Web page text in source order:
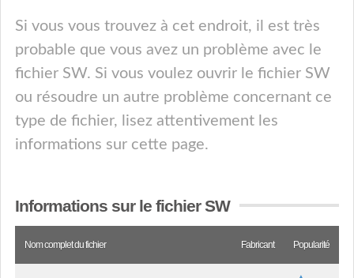
Si vous vous trouvez à cet endroit, il est très
probable que vous avez un problème avec le
fichier SW. Si vous voulez ouvrir le fichier SW
ou résoudre un autre problème concernant ce
type de fichier, lisez attentivement les
informations sur cette page.
Informations sur le fichier SW
Nom complet du fichier Fabricant Popularité